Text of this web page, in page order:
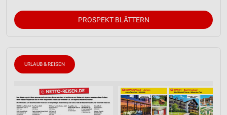
PROSPEKT BLÄTTERN
URLAUB & REISEN